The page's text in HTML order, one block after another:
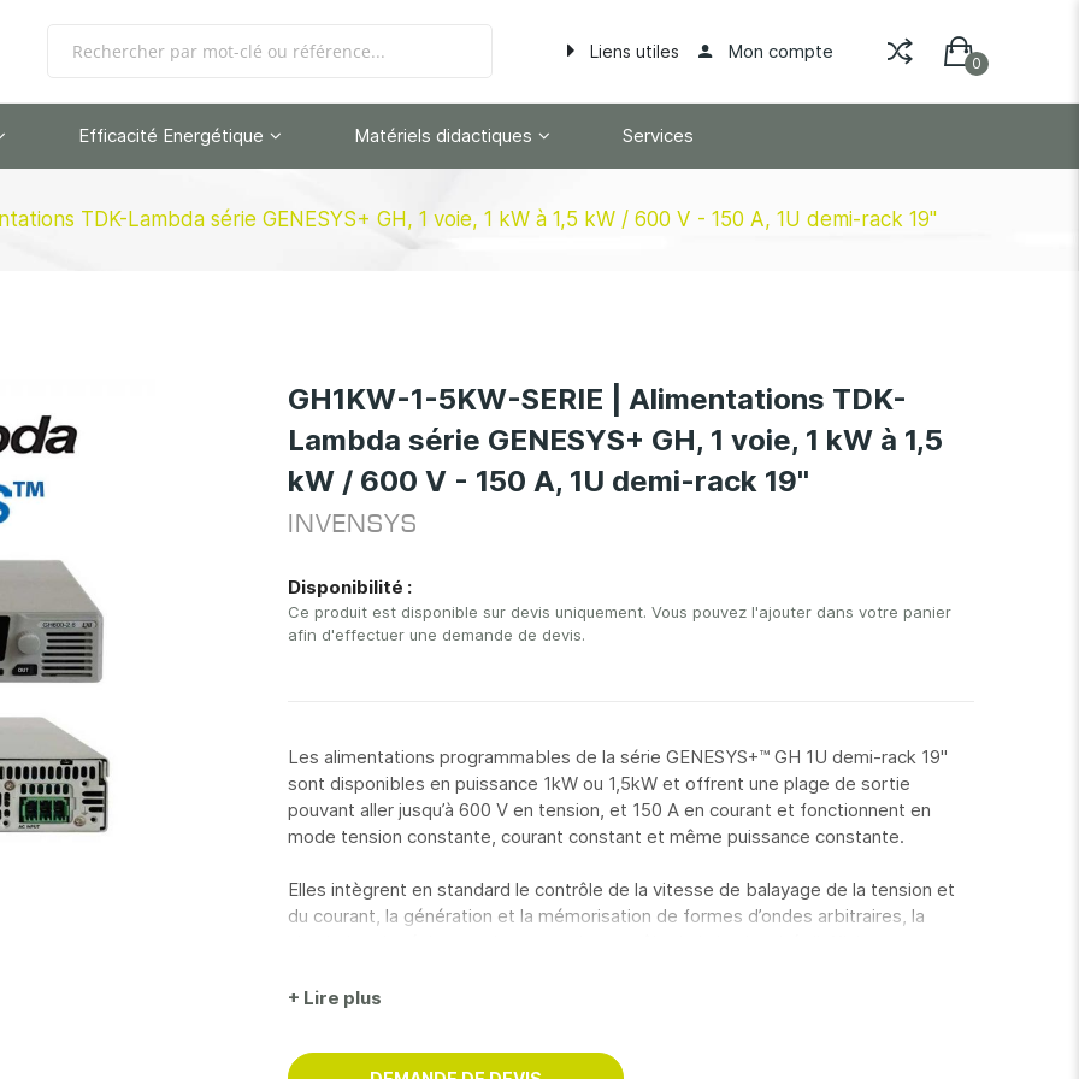
Liens utiles Mon compte
Efficacité Energétique Matériels didactiques Services
TDK-Lambda série GENESYS+ GH, 1 voie, 1 kW à 1,5 kW / 600 V - 150 A, 1U demi-rack 19''
GH1KW-1-5KW-SERIE | Alimentations TDK-
Lambda série GENESYS+ GH, 1 voie, 1 kW à 1,5
kW / 600 V - 150 A, 1U demi-rack 19''
INVENSYS
Disponibilité :
Ce produit est disponible sur devis uniquement. Vous pouvez l'ajouter dans votre panier
afin d'effectuer une demande de devis.
Les alimentations programmables de la série GENESYS+™ GH 1U demi-rack 19''
sont disponibles en puissance 1kW ou 1,5kW et offrent une plage de sortie
pouvant aller jusqu’à 600 V en tension, et 150 A en courant et fonctionnent en
mode tension constante, courant constant et même puissance constante.
Elles intègrent en standard le contrôle de la vitesse de balayage de la tension et
du courant, la génération et la mémorisation de formes d’ondes arbitraires, la
Elles sont programmables à distance via plusieurs interfaces disponibles en
IEEE488, Modbus-TCP, EtherCAT et bien d’autres sont disponibles en option.
+ Lire plus